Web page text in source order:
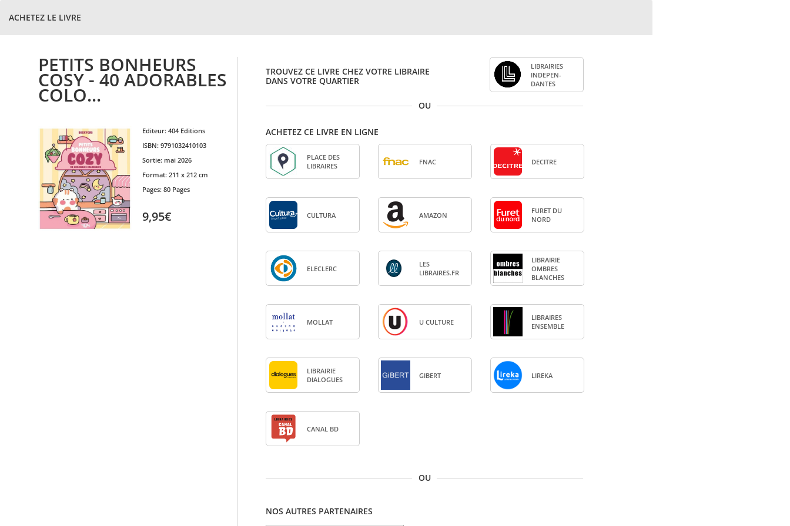
ACHETEZ LE LIVRE
PETITS BONHEURS
COSY - 40 ADORABLES
COLO...
Editeur: 404 Editions
ISBN: 9791032410103
Sortie: mai 2026
Format: 211 x 212 cm
Pages: 80 Pages
9,95€
TROUVEZ CE LIVRE CHEZ VOTRE LIBRAIRE
DANS VOTRE QUARTIER
LIBRAI­RIES
INDE­PEN­
DANTES
OU
ACHETEZ CE LIVRE EN LIGNE
PLACE DES
LIBRAIRES
FNAC DECITRE
CULTURA AMA­ZON
FURET DU
NORD
ELE­CLERC
LES
LIBRAIRES.FR
LIBRAI­RIE
OMBRES
BLANCHES
MOL­LAT U CULTURE
LIBRAIRES
ENSEMBLE
LIBRAI­RIE
DIA­LOGUES
GIBERT LIREKA
CANAL BD
OU
NOS AUTRES PARTENAIRES